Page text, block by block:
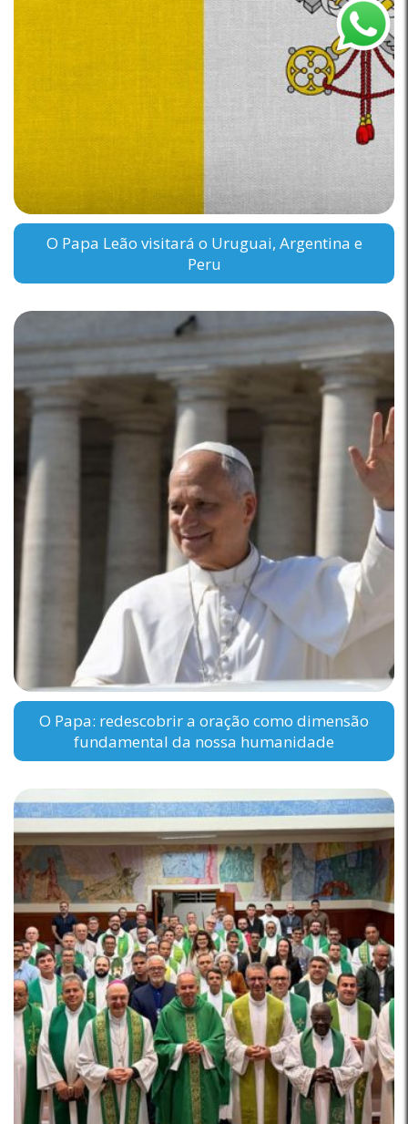
O Papa Leão visitará o Uruguai, Argentina e
Peru
O Papa: redescobrir a oração como dimensão
fundamental da nossa humanidade